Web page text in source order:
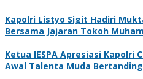
Kapolri Listyo Sigit Hadiri
Bersama Jajaran Tokoh
Ketua IESPA Apresiasi Kapolri
Awal Talenta Muda Bertanding